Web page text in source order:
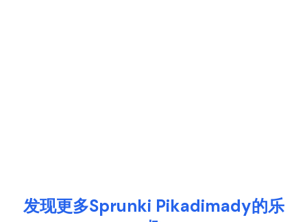
发现更多Sprunki Pikadimady的乐